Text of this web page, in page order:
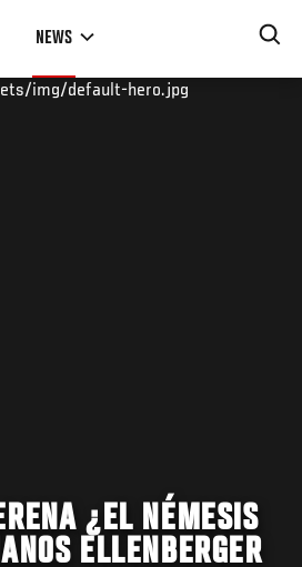
NEWS
img/default-hero.jpg
¿EL NÉMESIS
ELLENBERGER